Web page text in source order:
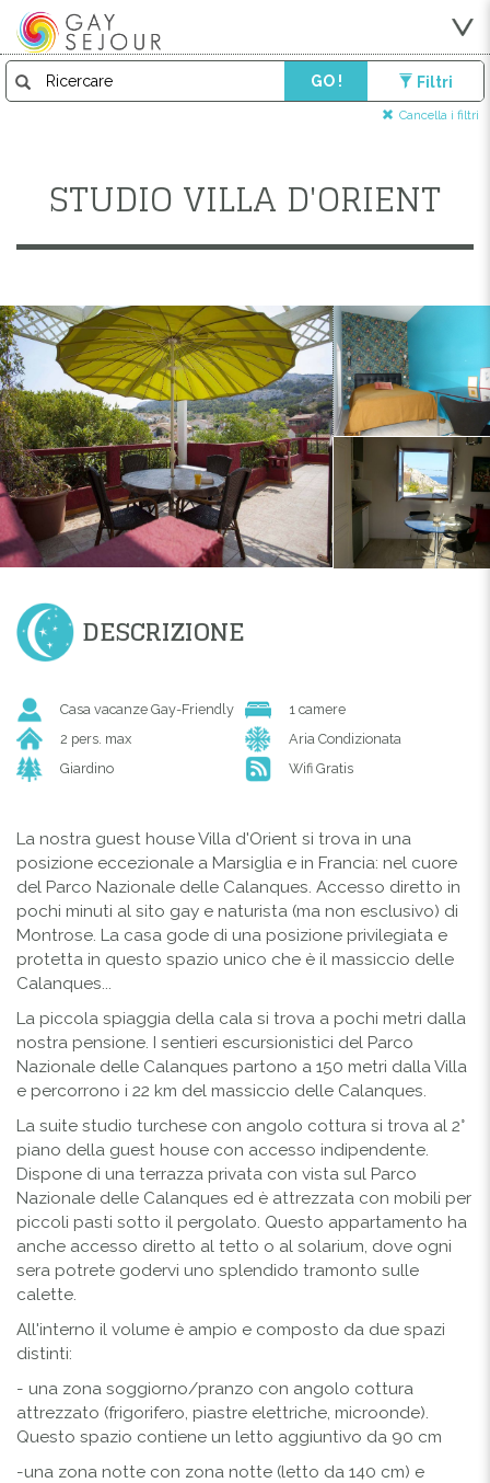
GO ! Filtri
Cancella i filtri
STUDIO VILLA D'ORIENT
DESCRIZIONE
Casa vacanze Gay-Friendly
1 camere
2 pers. max
Aria Condizionata
Giardino
Wifi Gratis
La nostra guest house Villa d'Orient si trova in una
posizione eccezionale a Marsiglia e in Francia: nel cuore
del Parco Nazionale delle Calanques. Accesso diretto in
pochi minuti al sito gay e naturista (ma non esclusivo) di
Montrose. La casa gode di una posizione privilegiata e
protetta in questo spazio unico che è il massiccio delle
Calanques...
La piccola spiaggia della cala si trova a pochi metri dalla
nostra pensione. I sentieri escursionistici del Parco
Nazionale delle Calanques partono a 150 metri dalla Villa
e percorrono i 22 km del massiccio delle Calanques.
La suite studio turchese con angolo cottura si trova al 2°
piano della guest house con accesso indipendente.
Dispone di una terrazza privata con vista sul Parco
Nazionale delle Calanques ed è attrezzata con mobili per
piccoli pasti sotto il pergolato. Questo appartamento ha
anche accesso diretto al tetto o al solarium, dove ogni
sera potrete godervi uno splendido tramonto sulle
calette.
All'interno il volume è ampio e composto da due spazi
distinti:
- una zona soggiorno/pranzo con angolo cottura
attrezzato (frigorifero, piastre elettriche, microonde).
Questo spazio contiene un letto aggiuntivo da 90 cm
-una zona notte con zona notte (letto da 140 cm) e